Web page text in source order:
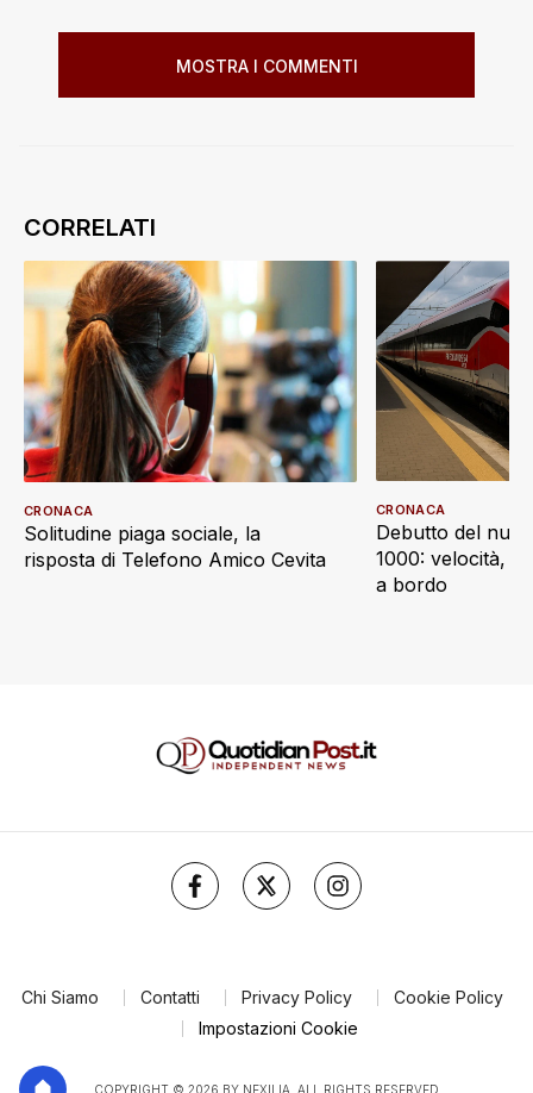
MOSTRA I COMMENTI
Solitudine piaga sociale, la
risposta di Telefono Amico Cevita
CRONACA
Debutto del
1000: velocità,
a bordo
CRONACA
Chi Siamo Contatti Privacy Policy
Cookie Policy
Impostazioni Cookie
COPYRIGHT © 2026 BY NEXILIA. ALL RIGHTS RESERVED